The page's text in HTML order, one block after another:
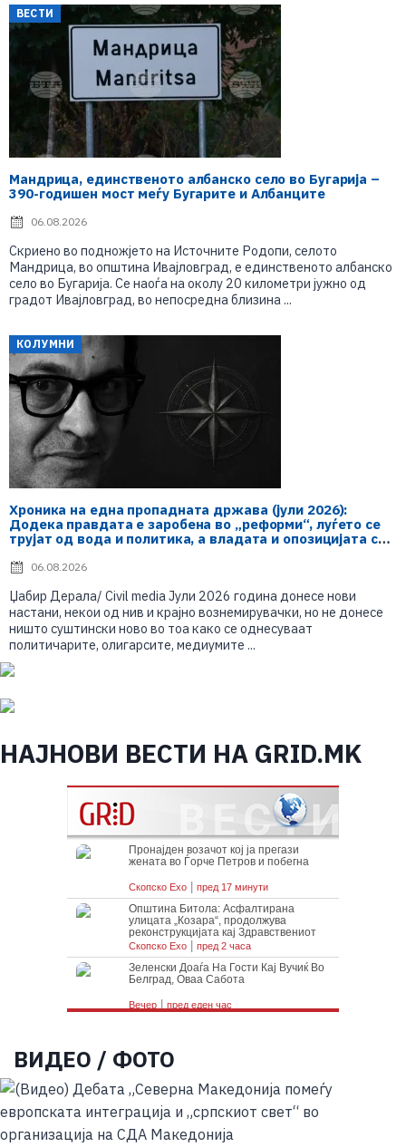
ВЕСТИ
Мандрица, единственото албанско село во Бугарија –
390-годишен мост меѓу Бугарите и Албанците
06.08.2026
Скриено во подножјето на Источните Родопи, селото
Мандрица, во општина Ивајловград, е единственото албанско
село во Бугарија. Се наоѓа на околу 20 километри јужно од
градот Ивајловград, во непосредна близина ...
КОЛУМНИ
Хроника на една пропадната држава (јули 2026):
Додека правдата е заробена во „реформи“, луѓето се
трујат од вода и политика, а владата и опозицијата се
молчи пред Украина
06.08.2026
Џабир Дерала/ Civil media Јули 2026 година донесе нови
настани, некои од нив и крајно вознемирувачки, но не донесе
ништо суштински ново во тоа како се однесуваат
политичарите, олигарсите, медиумите ...
НАЈНОВИ ВЕСТИ НА GRID.MK
ВИДЕО / ФОТО